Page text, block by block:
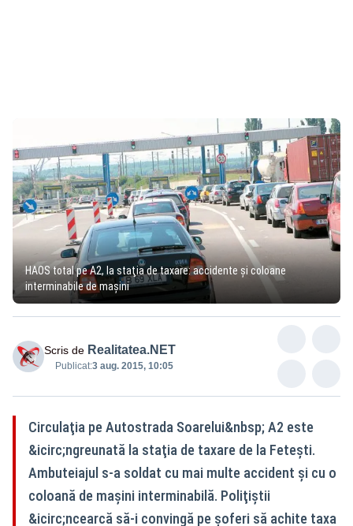
HAOS total pe A2, la staţia de taxare: accidente şi coloane
interminabile de maşini
Scris de Realitatea.NET
Publicat:3 aug. 2015, 10:05
Circulaţia pe Autostrada Soarelui&nbsp; A2 este
&icirc;ngreunată la staţia de taxare de la Feteşti.
Ambuteiajul s-a soldat cu mai multe accident şi cu o
coloană de maşini interminabilă. Poliţiştii
&icirc;ncearcă să-i convingă pe şoferi să achite taxa